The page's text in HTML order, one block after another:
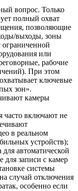
вопрос. Только
полный охват
позволяющие
выходы, зоны
ограниченной
или
рабочие
При этом
ключевые
зон».
камеры
часто включают не
в реальном
устройств);
автоматической
записи с камер
системы
случай отключения
особенно если